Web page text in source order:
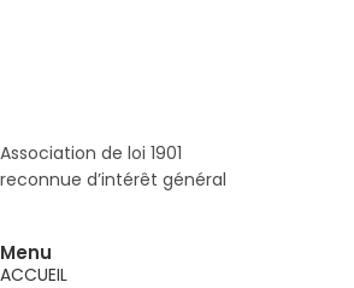
Association de loi 1901
reconnue d’intérêt général
Menu
ACCUEIL